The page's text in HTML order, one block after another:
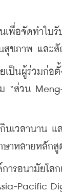
พื่อจัดทำใบรั
นสุขภาพ และ
ป็นผู้ร่วมก่อตั้
“ส่วน
วลานาน แล
าหลายหลักสู
รอนามัยโล
Pacific